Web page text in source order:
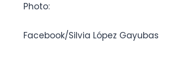
Photo:
Facebook/Silvia López Gayubas